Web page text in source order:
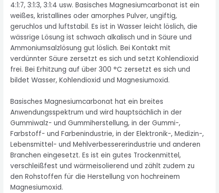
4:1:7, 3:1:3, 3:1:4 usw. Basisches Magnesiumcarbonat ist ein
weißes, kristallines oder amorphes Pulver, ungiftig,
geruchlos und luftstabil. Es ist in Wasser leicht löslich, die
wässrige Lösung ist schwach alkalisch und in Säure und
Ammoniumsalzlösung gut löslich. Bei Kontakt mit
verdünnter Säure zersetzt es sich und setzt Kohlendioxid
frei. Bei Erhitzung auf über 300 °C zersetzt es sich und
bildet Wasser, Kohlendioxid und Magnesiumoxid.
Basisches Magnesiumcarbonat hat ein breites
Anwendungsspektrum und wird hauptsächlich in der
Gummiwalz- und Gummiherstellung, in der Gummi-,
Farbstoff- und Farbenindustrie, in der Elektronik-, Medizin-,
Lebensmittel- und Mehlverbessererindustrie und anderen
Branchen eingesetzt. Es ist ein gutes Trockenmittel,
verschleißfest und wärmeisolierend und zählt zudem zu
den Rohstoffen für die Herstellung von hochreinem
Magnesiumoxid.